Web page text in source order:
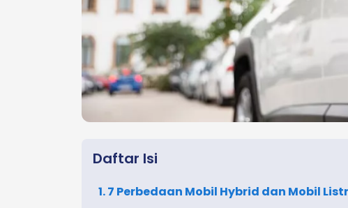
Daftar Isi
1. 7 Perbedaan Mobil Hybrid dan Mobil